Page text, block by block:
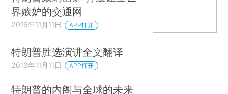
界嫉妒的交通网
2016年11月11日 APP打开
特朗普胜选演讲全文翻译
2016年11月11日 APP打开
特朗普的内阁与全球的未来